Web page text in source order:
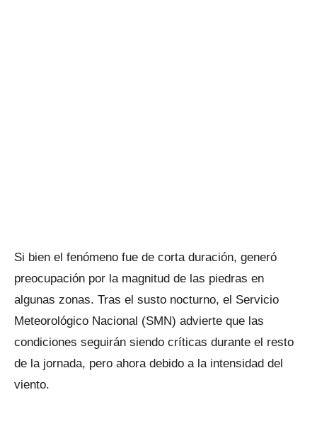
Si bien el fenómeno fue de corta duración, generó
preocupación por la magnitud de las piedras en
algunas zonas. Tras el susto nocturno, el Servicio
Meteorológico Nacional (SMN) advierte que las
condiciones seguirán siendo críticas durante el resto
de la jornada, pero ahora debido a la intensidad del
viento.